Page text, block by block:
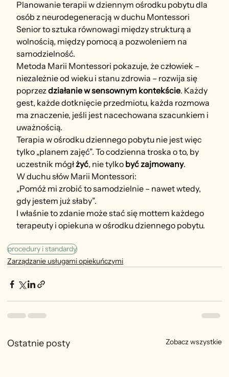
Planowanie terapii w dziennym ośrodku pobytu dla
osób z neurodegeneracją w duchu Montessori
Senior to sztuka równowagi między strukturą a
wolnością, między pomocą a pozwoleniem na
samodzielność.
Metoda Marii Montessori pokazuje, że człowiek –
niezależnie od wieku i stanu zdrowia – rozwija się
poprzez działanie w sensownym kontekście. Każdy
gest, każde dotknięcie przedmiotu, każda rozmowa
ma znaczenie, jeśli jest nacechowana szacunkiem i
uważnością.
Terapia w ośrodku dziennego pobytu nie jest więc
tylko „planem zajęć”. To codzienna troska o to, by
uczestnik mógł żyć, nie tylko być zajmowany.
W duchu słów Marii Montessori:
„Pomóż mi zrobić to samodzielnie – nawet wtedy,
gdy jestem już słaby”.
I właśnie to zdanie może stać się mottem każdego
terapeuty i opiekuna w ośrodku dziennego pobytu.
procedury i standardy
Zarządzanie usługami opiekuńczymi
Ostatnie posty Zobacz wszystkie